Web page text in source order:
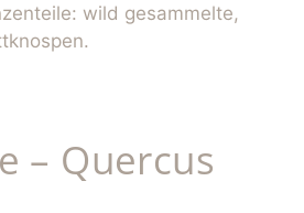
wild gesammelte,
– Quercus